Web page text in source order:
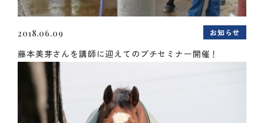
2018.06.09 お知らせ
藤本美芽さんを講師に迎えてのプチセミナー開催！